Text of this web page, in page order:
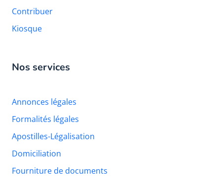
Contribuer
Kiosque
Nos services
Annonces légales
Formalités légales
Apostilles-Légalisation
Domiciliation
Fourniture de documents